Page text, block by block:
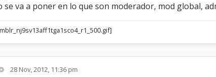
se va a poner en lo que son moderador, mod global,
28 Nov, 2012, 11:36 pm